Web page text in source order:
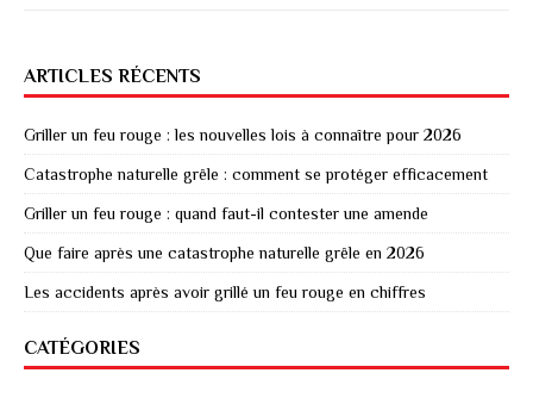
ARTICLES RÉCENTS
Griller un feu rouge : les nouvelles lois à connaître pour 2026
Catastrophe naturelle grêle : comment se protéger efficacement
Griller un feu rouge : quand faut-il contester une amende
Que faire après une catastrophe naturelle grêle en 2026
Les accidents après avoir grillé un feu rouge en chiffres
CATÉGORIES